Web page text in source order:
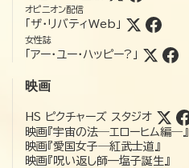
オピニオン配信
「ザ・リバティWeb」
女性誌
「アー・ユー・ハッピー?」
映画
HS ピクチャーズ スタジオ
映画『宇宙の法―エローヒム編―』
映画『愛国女子―紅武士道』
映画『呪い返し師—塩子誕生』